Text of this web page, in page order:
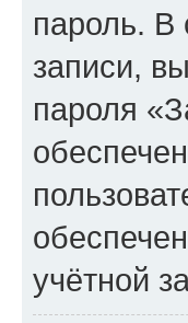
пароль. В
записи,
пароля
учётной